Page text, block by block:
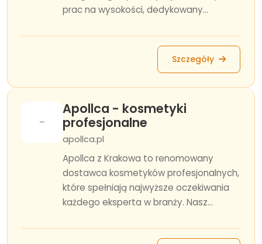
prac na wysokości, dedykowany...
Szczegóły
Apollca - kosmetyki
profesjonalne
apollca.pl
Apollca z Krakowa to renomowany
dostawca kosmetyków profesjonalnych,
które spełniają najwyższe oczekiwania
każdego eksperta w branży. Nasz...